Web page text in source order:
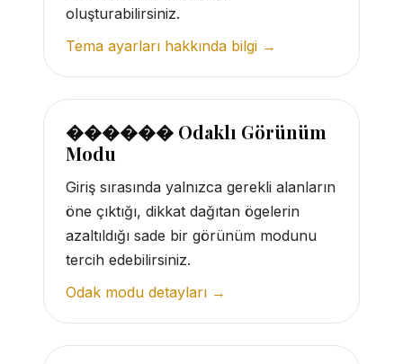
oluşturabilirsiniz.
Tema ayarları hakkında bilgi →
������ Odaklı Görünüm
Modu
Giriş sırasında yalnızca gerekli alanların
öne çıktığı, dikkat dağıtan ögelerin
azaltıldığı sade bir görünüm modunu
tercih edebilirsiniz.
Odak modu detayları →